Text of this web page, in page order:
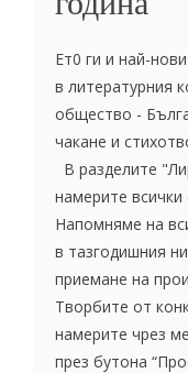
Ет0 ги и най-
в литературния
общество -
чакане и
В разделите
намерите
Напомняме на
в тазгодишния
приемане на
Творбите от
намерите чрез
през бутона